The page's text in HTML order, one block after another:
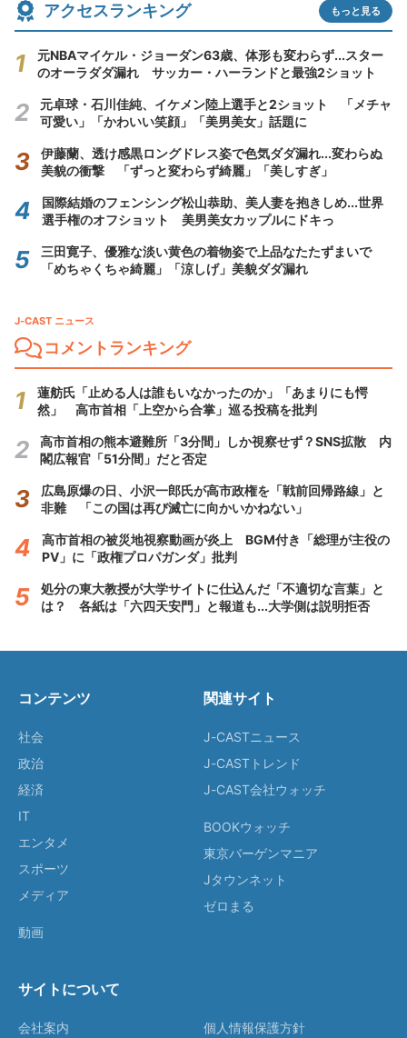
アクセスランキング もっと見る
元NBAマイケル・ジョーダン63歳、体形も変わらず...スター
のオーラダダ漏れ サッカー・ハーランドと最強2ショット
元卓球・石川佳純、イケメン陸上選手と2ショット 「メチャ
可愛い」「かわいい笑顔」「美男美女」話題に
伊藤蘭、透け感黒ロングドレス姿で色気ダダ漏れ...変わらぬ
美貌の衝撃 「ずっと変わらず綺麗」「美しすぎ」
国際結婚のフェンシング松山恭助、美人妻を抱きしめ...世界
選手権のオフショット 美男美女カップルにドキっ
三田寛子、優雅な淡い黄色の着物姿で上品なたたずまいで
「めちゃくちゃ綺麗」「涼しげ」美貌ダダ漏れ
J-CAST ニュース
コメントランキング
蓮舫氏「止める人は誰もいなかったのか」「あまりにも愕
然」 高市首相「上空から合掌」巡る投稿を批判
高市首相の熊本避難所「3分間」しか視察せず？SNS拡散 内
閣広報官「51分間」だと否定
広島原爆の日、小沢一郎氏が高市政権を「戦前回帰路線」と
非難 「この国は再び滅亡に向かいかねない」
高市首相の被災地視察動画が炎上 BGM付き「総理が主役の
PV」に「政権プロパガンダ」批判
処分の東大教授が大学サイトに仕込んだ「不適切な言葉」と
は？ 各紙は「六四天安門」と報道も...大学側は説明拒否
コンテンツ
社会
政治
経済
IT
エンタメ
スポーツ
メディア
動画
関連サイト
J-CASTニュース
J-CASTトレンド
J-CAST会社ウォッチ
BOOKウォッチ
東京バーゲンマニア
Jタウンネット
ゼロまる
サイトについて
会社案内 個人情報保護方針